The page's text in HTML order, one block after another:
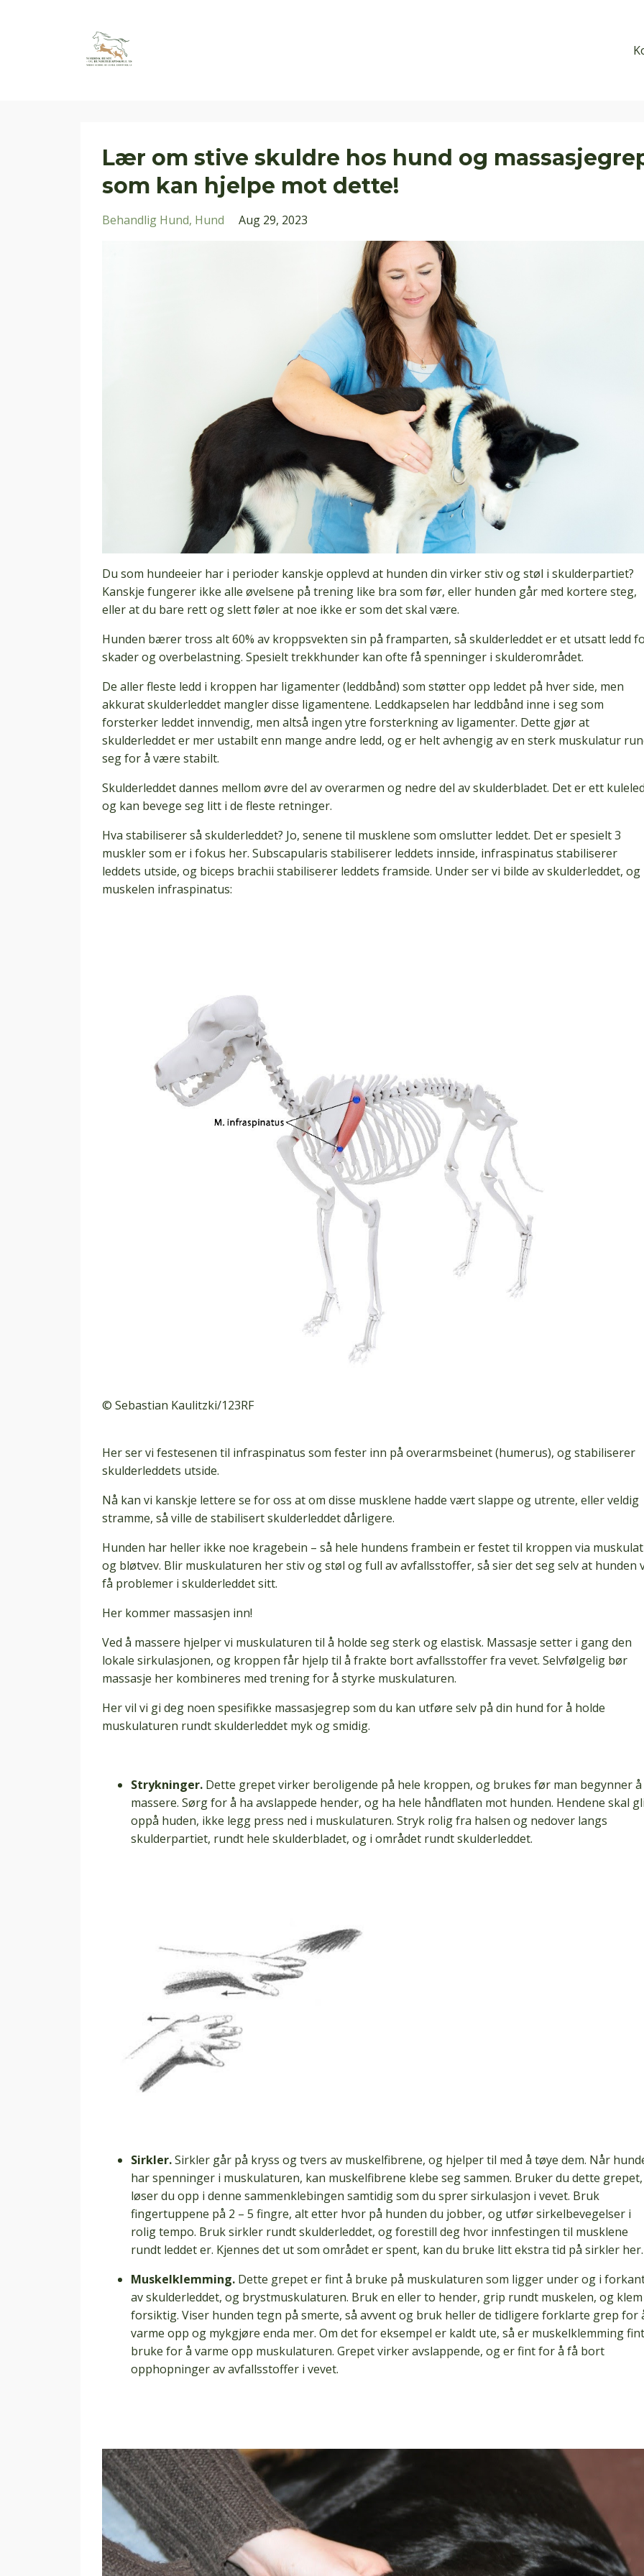
Lær om stive skuldre hos hund og
som kan hjelpe mot dette!
Behandlig Hund Hund Aug 29, 2023
Du som hundeeier har i perioder kanskje opplevd at hunden din virker stiv og støl i skulderpartiet?
Kanskje fungerer ikke alle øvelsene på trening like bra som før, eller hunden går med kortere steg,
eller at du bare rett og slett føler at noe ikke er som det skal være.
Hunden bærer tross alt 60% av kroppsvekten sin på framparten, så skulderleddet er et utsatt ledd
skader og overbelastning. Spesielt trekkhunder kan ofte få spenninger i skulderområdet.
De aller fleste ledd i kroppen har ligamenter (leddbånd) som støtter opp leddet på hver side, men
akkurat skulderleddet mangler disse ligamentene. Leddkapselen har leddbånd inne i seg som
forsterker leddet innvendig, men altså ingen ytre forsterkning av ligamenter. Dette gjør at
skulderleddet er mer ustabilt enn mange andre ledd, og er helt avhengig av en sterk muskulatur
seg for å være stabilt.
Skulderleddet dannes mellom øvre del av overarmen og nedre del av skulderbladet. Det er ett
og kan bevege seg litt i de fleste retninger.
Hva stabiliserer så skulderleddet? Jo, senene til musklene som omslutter leddet. Det er spesielt 3
muskler som er i fokus her. Subscapularis stabiliserer leddets innside, infraspinatus stabiliserer
leddets utside, og biceps brachii stabiliserer leddets framside. Under ser vi bilde av skulderleddet, og
muskelen infraspinatus:
© Sebastian Kaulitzki/123RF
Her ser vi festesenen til infraspinatus som fester inn på overarmsbeinet (humerus), og stabiliserer
skulderleddets utside.
Nå kan vi kanskje lettere se for oss at om disse musklene hadde vært slappe og utrente, eller veldig
stramme, så ville de stabilisert skulderleddet dårligere.
Hunden har heller ikke noe kragebein – så hele hundens frambein er festet til kroppen via
og bløtvev. Blir muskulaturen her stiv og støl og full av avfallsstoffer, så sier det seg selv at hunden
få problemer i skulderleddet sitt.
Her kommer massasjen inn!
Ved å massere hjelper vi muskulaturen til å holde seg sterk og elastisk. Massasje setter i gang den
lokale sirkulasjonen, og kroppen får hjelp til å frakte bort avfallsstoffer fra vevet. Selvfølgelig bør
massasje her kombineres med trening for å styrke muskulaturen.
Her vil vi gi deg noen spesifikke massasjegrep som du kan utføre selv på din hund for å holde
muskulaturen rundt skulderleddet myk og smidig.
Strykninger. Dette grepet virker beroligende på hele kroppen, og brukes før man begynner å
massere. Sørg for å ha avslappede hender, og ha hele håndflaten mot hunden. Hendene skal
oppå huden, ikke legg press ned i muskulaturen. Stryk rolig fra halsen og nedover langs
skulderpartiet, rundt hele skulderbladet, og i området rundt skulderleddet.
Sirkler.Sirkler går på kryss og tvers av muskelfibrene, og hjelper til med å tøye dem. Når
har spenninger i muskulaturen, kan muskelfibrene klebe seg sammen. Bruker du dette grepet,
løser du opp i denne sammenklebingen samtidig som du sprer sirkulasjon i vevet. Bruk
fingertuppene på 2 – 5 fingre, alt etter hvor på hunden du jobber, og utfør sirkelbevegelser i
rolig tempo. Bruk sirkler rundt skulderleddet, og forestill deg hvor innfestingen til musklene
rundt leddet er. Kjennes det ut som området er spent, kan du bruke litt ekstra tid på sirkler
Muskelklemming. Dette grepet er fint å bruke på muskulaturen som ligger under og i
av skulderleddet, og brystmuskulaturen. Bruk en eller to hender, grip rundt muskelen, og klem
forsiktig. Viser hunden tegn på smerte, så avvent og bruk heller de tidligere forklarte grep for
varme opp og mykgjøre enda mer. Om det for eksempel er kaldt ute, så er muskelklemming
bruke for å varme opp muskulaturen. Grepet virker avslappende, og er fint for å få bort
opphopninger av avfallsstoffer i vevet.